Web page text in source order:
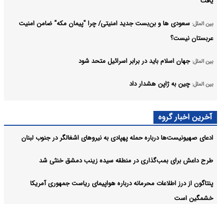
بین الملل: سعودی ها و بن‌بست جدید امنیتی/ چرا "پیمان مکه" ضامن امنیت
عربستان نیست؟
بین الملل: جهان اسلام باید در برابر اسرائیل متحد شود
بین الملل: چین به ژاپن هشدار داد
لیست نامزدهای تصدی دبیرکلی سازمان ملل همچنان باز است
آرشیو
آخرین اخبار گروه
ادعای صهیونیست‌ها درباره حمله پهپادی به نیروهای اشغالگر در جنوب لبنان
طرح داعش برای بمب‌گذاری در منطقه سیده زینب دمشق خنثی شد
پنتاگون از درز اطلاعات محرمانه درباره هواپیمای ریاست جمهوری آمریکا
خشمگین است